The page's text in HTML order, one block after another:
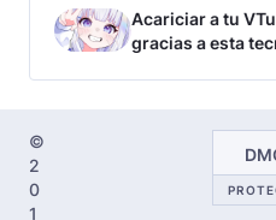
Acariciar a tu
gracias a esta
©
2
0
1